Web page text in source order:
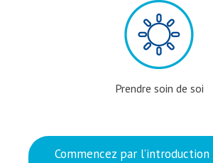
Prendre soin de soi
Commencez par l’introduction